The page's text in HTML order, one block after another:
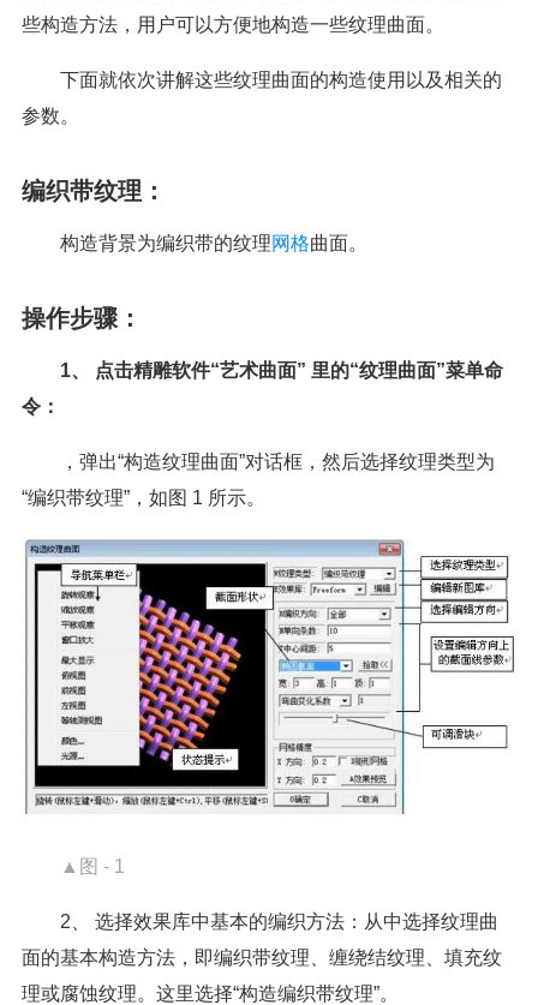
些构造方法，用户可以方便地构造一些纹理曲面。
下面就依次讲解这些纹理曲面的构造使用以及相关的
参数。
编织带纹理：
构造背景为编织带的纹理网格曲面。
操作步骤：
1、 点击精雕软件“艺术曲面” 里的“纹理曲面”菜单命
令：
，弹出“构造纹理曲面”对话框，然后选择纹理类型为
“编织带纹理”，如图 1 所示。
▲图 - 1
2、 选择效果库中基本的编织方法：从中选择纹理曲
面的基本构造方法，即编织带纹理、缠绕结纹理、填充纹
理或腐蚀纹理。这里选择“构造编织带纹理”。